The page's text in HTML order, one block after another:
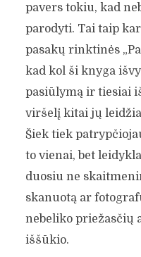
ŠIRŠĖ:
KAD
pavers tokiu, kad
parodyti. Tai taip
pasakų rinktinės
kad kol ši knyga
pasiūlymą ir tiesiai
viršelį kitai jų
Šiek tiek
to vienai, bet
duosiu ne
skanuotą ar
nebeliko priežasčių
iššūkio.